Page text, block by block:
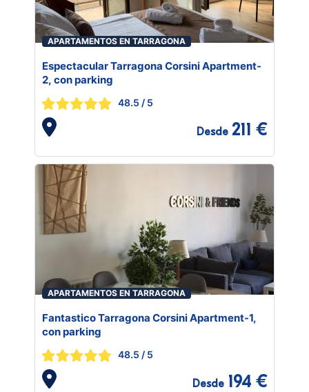
APARTAMENTOS EN TARRAGONA
Espectacular Tarragona Corsini Apartment-
2, con parking
48.5 / 5
Desde 211 €
APARTAMENTOS EN TARRAGONA
Fantastico Tarragona Corsini Apartment-1,
con parking
48.5 / 5
Desde 194 €